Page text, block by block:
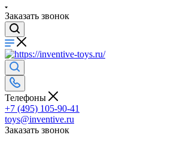
Заказать звонок
Телефоны
+7 (495) 105-90-41
toys@inventive.ru
Заказать звонок